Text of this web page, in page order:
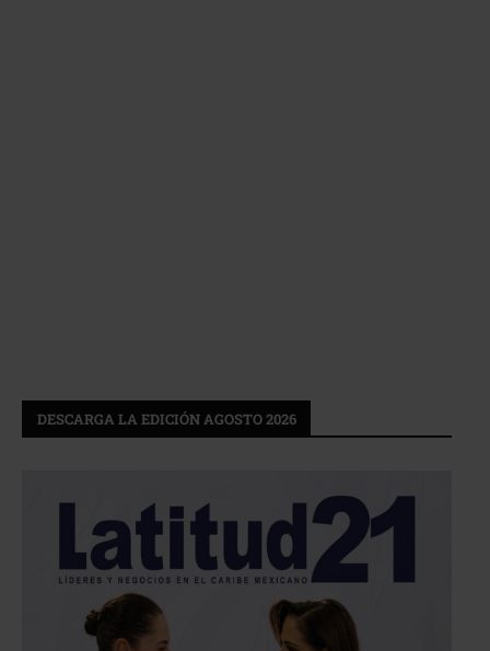
DESCARGA LA EDICIÓN AGOSTO 2026